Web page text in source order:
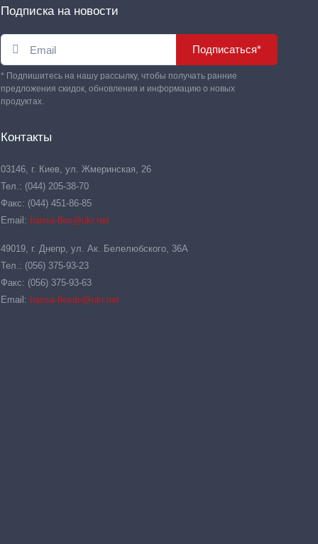
Подписка на новости
Подписаться*
* Подпишитесь на нашу рассылку, чтобы получать ранние
предложения скидок, обновления и информацию о новых
продуктах.
Контакты
03146, г. Киев, ул. Жмеринская, 26
Тел.: (044) 205-38-70
Факс: (044) 451-86-85
Email: hansa-flex@ukr.net
49019, г. Днепр, ул. Ак. Белелюбского, 36А
Тел.: (056) 375-93-23
Факс: (056) 375-93-63
Email: hansa-flexdn@ukr.net